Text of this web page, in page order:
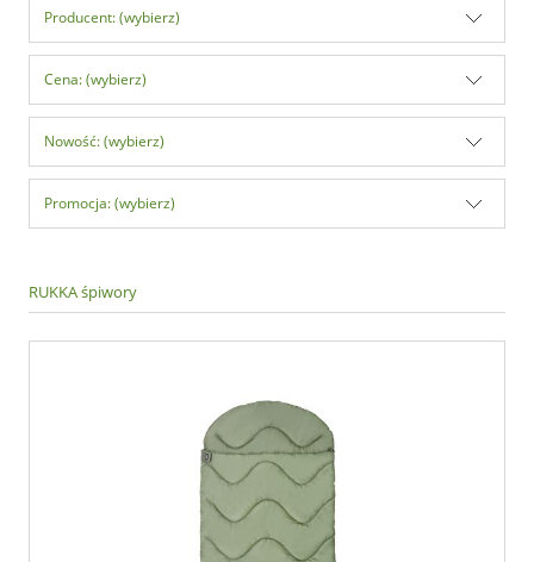
Producent: (wybierz)
Cena: (wybierz)
Nowość: (wybierz)
Promocja: (wybierz)
RUKKA śpiwory